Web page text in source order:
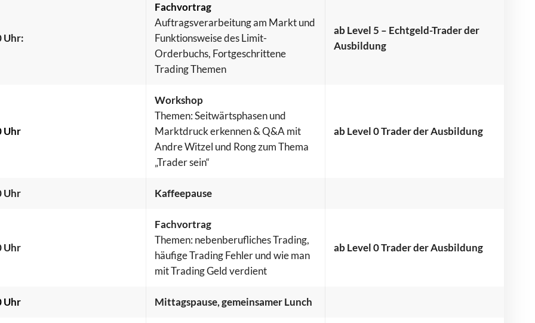
Uhr:
Fachvortrag
Auftragsverarbeitung am Markt und
Funktionsweise des Limit-
Orderbuchs, Fortgeschrittene
Trading Themen
ab Level 5 – Echtgeld-Trader der
Ausbildung
Uhr
Workshop
Themen: Seitwärtsphasen und
Marktdruck erkennen & Q&A mit
Andre Witzel und Rong zum Thema
„Trader sein“
ab Level 0 Trader der Ausbildung
Uhr Kaffeepause
Uhr
Fachvortrag
Themen: nebenberufliches Trading,
häufige Trading Fehler und wie man
mit Trading Geld verdient
ab Level 0 Trader der Ausbildung
Uhr Mittagspause, gemeinsamer Lunch